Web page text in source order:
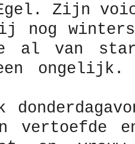
Egel. Zijn
nog
al van
vertoefde